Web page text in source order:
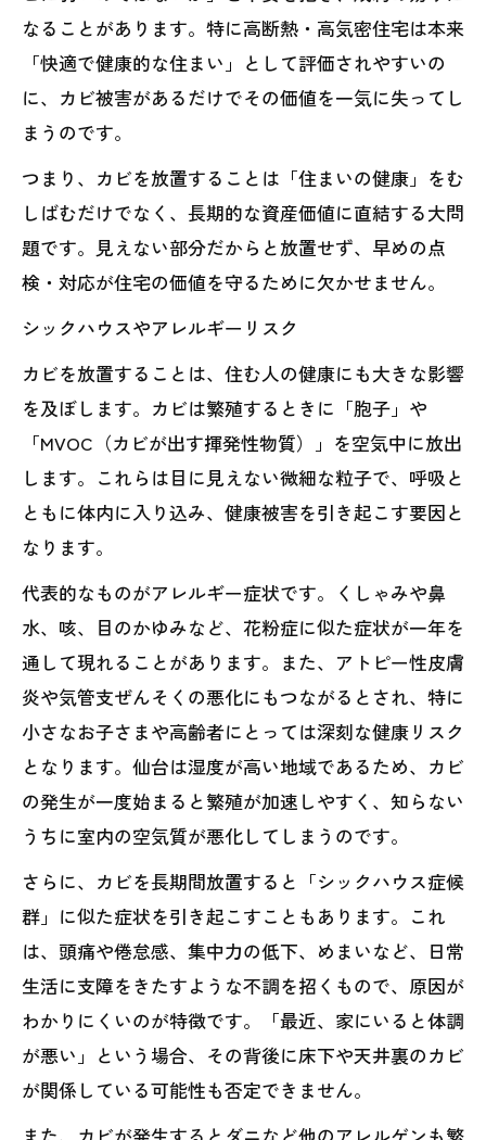
なることがあります。特に高断熱・高気密住宅は本来
「快適で健康的な住まい」として評価されやすいの
に、カビ被害があるだけでその価値を一気に失ってし
まうのです。
つまり、カビを放置することは「住まいの健康」をむ
しばむだけでなく、長期的な資産価値に直結する大問
題です。見えない部分だからと放置せず、早めの点
検・対応が住宅の価値を守るために欠かせません。
シックハウスやアレルギーリスク
カビを放置することは、住む人の健康にも大きな影響
を及ぼします。カビは繁殖するときに「胞子」や
「MVOC（カビが出す揮発性物質）」を空気中に放出
します。これらは目に見えない微細な粒子で、呼吸と
ともに体内に入り込み、健康被害を引き起こす要因と
なります。
代表的なものがアレルギー症状です。くしゃみや鼻
水、咳、目のかゆみなど、花粉症に似た症状が一年を
通して現れることがあります。また、アトピー性皮膚
炎や気管支ぜんそくの悪化にもつながるとされ、特に
小さなお子さまや高齢者にとっては深刻な健康リスク
となります。仙台は湿度が高い地域であるため、カビ
の発生が一度始まると繁殖が加速しやすく、知らない
うちに室内の空気質が悪化してしまうのです。
さらに、カビを長期間放置すると「シックハウス症候
群」に似た症状を引き起こすこともあります。これ
は、頭痛や倦怠感、集中力の低下、めまいなど、日常
生活に支障をきたすような不調を招くもので、原因が
わかりにくいのが特徴です。「最近、家にいると体調
が悪い」という場合、その背後に床下や天井裏のカビ
が関係している可能性も否定できません。